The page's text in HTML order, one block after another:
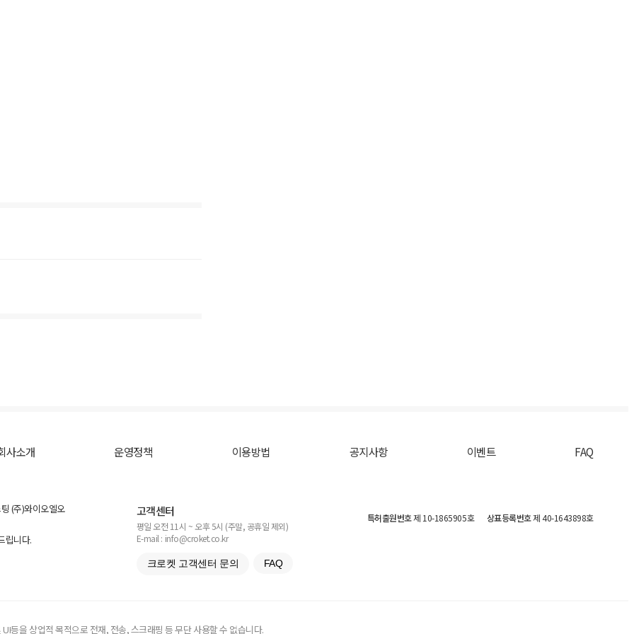
사소개 운영정책 이용방법 공지사항 이벤트 FAQ
(주)와이오엘오
립니다.
고객센터
평일 오전 11시 ~ 오후 5시 (주말, 공휴일 제외)
E-mail : info@croket.co.kr
크로켓 고객센터 문의 FAQ
특허출원번호제 10-1865905호 상표등록번호제 40-1643898호
등을 상업적 목적으로 전재, 전송, 스크래핑 등 무단 사용할 수 없습니다.